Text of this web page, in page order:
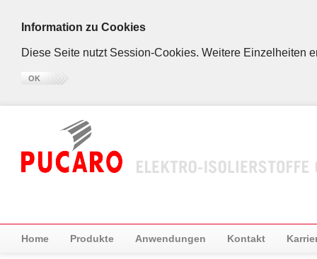
Information zu Cookies
Diese Seite nutzt Session-Cookies. Weitere Einzelheiten
OK
Home Produkte Anwendungen Kontakt